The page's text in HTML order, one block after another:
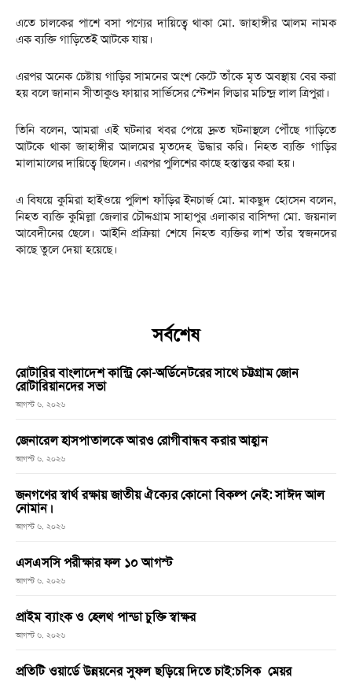
এতে চালকের পাশে বসা পণ্যের দায়িত্বে থাকা মো. জাহাঙ্গীর আলম নামক
এক ব্যক্তি গাড়িতেই আটকে যায়।
এরপর অনেক চেষ্টায় গাড়ির সামনের অংশ কেটে তাঁকে মৃত অবস্থায় বের করা
হয় বলে জানান সীতাকুণ্ড ফায়ার সার্ভিসের স্টেশন লিডার মচিন্দ্র লাল ত্রিপুরা।
তিনি বলেন, আমরা এই ঘটনার খবর পেয়ে দ্রুত ঘটনাস্থলে পৌঁছে গাড়িতে
আটকে থাকা জাহাঙ্গীর আলমের মৃতদেহ উদ্ধার করি। নিহত ব্যক্তি গাড়ির
মালামালের দায়িত্বে ছিলেন। এরপর পুলিশের কাছে হস্তান্তর করা হয়।
এ বিষয়ে কুমিরা হাইওয়ে পুলিশ ফাঁড়ির ইনচার্জ মো. মাকছুদ হোসেন বলেন,
নিহত ব্যক্তি কুমিল্লা জেলার চৌদ্দগ্রাম সাহাপুর এলাকার বাসিন্দা মো. জয়নাল
আবেদীনের ছেলে। আইনি প্রক্রিয়া শেষে নিহত ব্যক্তির লাশ তাঁর স্বজনদের
কাছে তুলে দেয়া হয়েছে।
সর্বশেষ
রোটারির বাংলাদেশ কান্ট্রি কো-অর্ডিনেটরের সাথে চট্টগ্রাম জোন
রোটারিয়ানদের সভা
আগস্ট ৬, ২০২৬
জেনারেল হাসপাতালকে আরও রোগীবান্ধব করার আহ্বান
আগস্ট ৬, ২০২৬
জনগণের স্বার্থ রক্ষায় জাতীয় ঐক্যের কোনো বিকল্প নেই: সাঈদ আল
নোমান।
আগস্ট ৬, ২০২৬
এসএসসি পরীক্ষার ফল ১০ আগস্ট
আগস্ট ৬, ২০২৬
প্রাইম ব্যাংক ও হেলথ পান্ডা চুক্তি স্বাক্ষর
আগস্ট ৬, ২০২৬
প্রতিটি ওয়ার্ডে উন্নয়নের সুফল ছড়িয়ে দিতে চাই:চসিক মেয়র